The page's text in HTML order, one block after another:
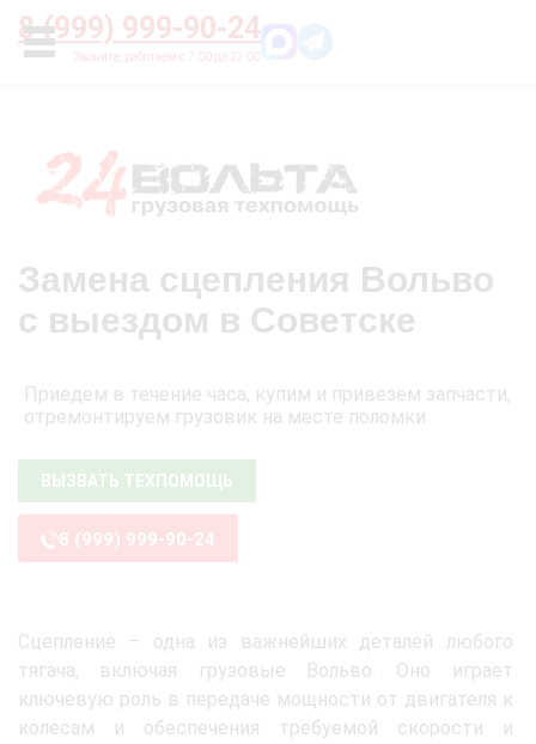
8 (999) 999-90-24
УСЛУГИ
Главная О нас Цены
Замена сцепления Вольво
с выездом в Советске
Приедем в течение часа, купим и привезём запчасти,
отремонтируем грузовик на месте поломки
ВЫЗВАТЬ ТЕХПОМОЩЬ
8 (999) 999-90-24
Сцепление – одна из важнейших деталей любого
тягача, включая грузовые Вольво. Оно играет
ключевую роль в передаче мощности от двигателя к
колесам и обеспечения требуемой скорости и